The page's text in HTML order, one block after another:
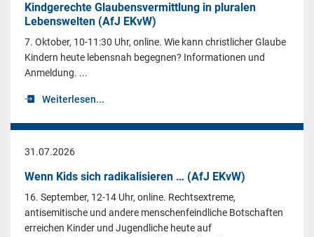
Kindgerechte Glaubensvermittlung in pluralen
Lebenswelten (AfJ EKvW)
7. Oktober, 10-11:30 Uhr, online. Wie kann christlicher Glaube
Kindern heute lebensnah begegnen? Informationen und
Anmeldung. ...
Weiterlesen...
31.07.2026
Wenn Kids sich radikalisieren … (AfJ EKvW)
16. September, 12-14 Uhr, online. Rechtsextreme,
antisemitische und andere menschenfeindliche Botschaften
erreichen Kinder und Jugendliche heute auf